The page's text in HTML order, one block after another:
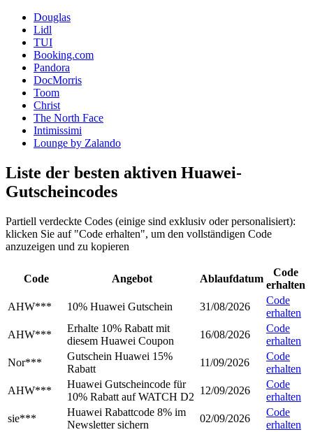
Douglas
Lidl
TUI
Booking.com
Pandora
DocMorris
Toom
Christ
The North Face
Intimissimi
Lounge by Zalando
Liste der besten aktiven Huawei-
Gutscheincodes
Partiell verdeckte Codes (einige sind exklusiv oder personalisiert):
klicken Sie auf "Code erhalten", um den vollständigen Code
anzuzeigen und zu kopieren
Code Angebot Ablaufdatum
Code
erhalten
AHW***
10% Huawei Gutschein 31/08/2026
Code
erhalten
AHW***
Erhalte 10% Rabatt mit
diesem Huawei Coupon
16/08/2026
Code
erhalten
Nor***
Gutschein Huawei 15%
Rabatt
11/09/2026
Code
erhalten
AHW***
Huawei Gutscheincode für
10% Rabatt auf WATCH D2
12/09/2026
Code
erhalten
sie***
Huawei Rabattcode 8% im
Newsletter sichern
02/09/2026
Code
erhalten